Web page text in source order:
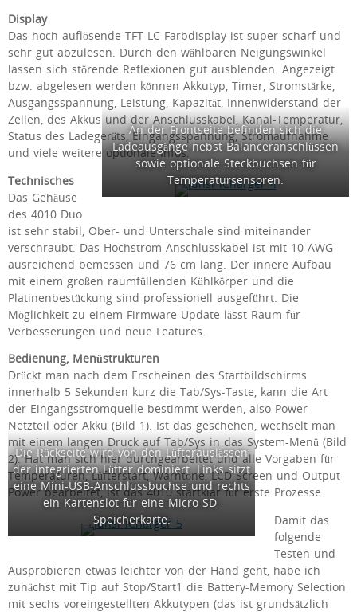
Display
Das hoch auflösende TFT-LC-Farbdisplay ist super scharf und
sehr gut abzulesen. Durch den wählbaren Neigungswinkel
lassen sich störende Reflexionen gut ausblenden. Angezeigt
bzw. abgelesen werden können Akkutyp, Timer, Stromstärke,
Ausgangsspannung, Leistung, Kapazität, Innenwiderstand der
Zellen, des Akkus und der Anschlusskabel, Kanal-Temperatur,
Status des Ladegeräts, Eingangsspannung, Stromaufnahme
und viele weitere optionale Infos.
An der Frontseite befinden sich die
Ladeausgänge nebst Balanceranschlüssen
sowie optionale Steckbuchsen für
Temperatursensoren.
Technisches
Das Gehäuse
des 4010 Duo
ist sehr stabil, Ober- und Unterschale sind miteinander
verschraubt. Das Hochstrom-Anschlusskabel ist mit 10 AWG
ausreichend bemessen und 76 cm lang. Der innere Aufbau
mit einem großen raumfüllenden Kühlkörper und die
Platinenbestückung sind professionell ausgeführt. Die
Möglichkeit zu einem Firmware-Update lässt Raum für
Verbesserungen und neue Features.
Bedienung, Menüstrukturen
Drückt man nach dem Erscheinen des Startbildschirms
innerhalb 5 Sekunden kurz die Tab/Sys-Taste, kann die Art
der Eingangsstromquelle bestimmt werden, also Power-
Netzteil oder Akku (Bild 1). Ist das geschehen, wechselt man
mit einem langen Druck auf Tab/Sys in das System-Menü (Bild
2). Hat man sich hier durchgearbeitet und alle Vorgaben für
Temperaturen, Lüfterstart, Warntöne, LCD-Screen und Output-
Power bearbeitet, ist das 4010 startklar für erste Prozesse.
Die Rückseite wird von den Lüfterauslässen
der integrierten Lüfter dominiert. Links sitzt
eine Mini-USB-Anschlussbuchse und rechts
ein Kartenslot für eine Micro-SD-
Speicherkarte.
Damit das
folgende
Testen und
Ausprobieren etwas leichter von der Hand geht, habe ich
zunächst mit Tip auf Stop/Start1 die Battery-Memory Selection
mit sechs voreingestellten Akkutypen (das ist grundsätzlich